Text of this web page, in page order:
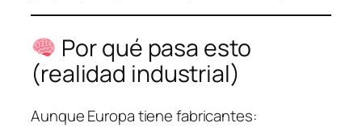
Por qué pasa esto
(realidad industrial)
Aunque Europa tiene fabricantes: